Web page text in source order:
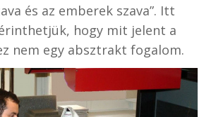
és az emberek szava”. Itt
hogy mit jelent a
nem egy absztrakt fogalom.